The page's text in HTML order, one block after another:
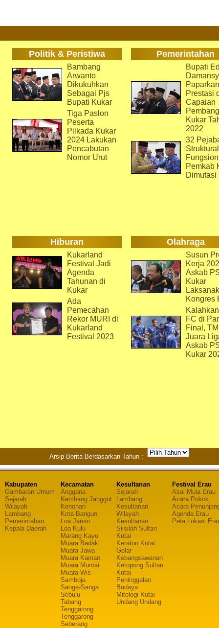
Politik & Peristiwa Pemerintahan
Bambang
Arwanto
Dikukuhkan
Sebagai Pjs
Bupati Kukar
Tiga Paslon
Peserta
Pilkada Kukar
2024 Lakukan
Pencabutan
Nomor Urut
Bupati
Paparkan
Prestasi
Capaian
Kukar
2022
32
Pemkab
Dimutasi
Hiburan Olahraga
Kukarland
Festival Jadi
Agenda
Tahunan di
Kukar
Ada
Pemecahan
Rekor MURI di
Kukarland
Festival 2023
Susun
Kerja
Askab
Kukar
Kongres
FC di
Final,
Juara
Askab
Kukar
Arsip Berita Berdasarkan Tahun :
Kabupaten
Gambaran Umum
Sejarah
Wilayah
Lambang
Pemerintahan
Kepala Daerah
Kecamatan
Anggana
Kembang Janggut
Kenohan
Kota Bangun
Loa Janan
Loa Kulu
Marang Kayu
Muara Badak
Muara Jawa
Muara Kaman
Muara Muntai
Muara Wis
Samboja
Sanga-Sanga
Sebulu
Tabang
Tenggarong
Tenggarong
Seberang
Kesultanan
Sejarah
Lambang
Kesultanan
Wilayah
Kesultanan
Silsilah Sultan
Kutai
Keraton Kutai
Gelar
Kebangsawanan
Ketopong Sultan
Kutai
Peninggalan
Budaya
Mitologi Kutai
Undang Undang
Festival Erau
Asal Mula Erau
Acara Pokok
Acara
Agenda Erau
Peta Lokasi